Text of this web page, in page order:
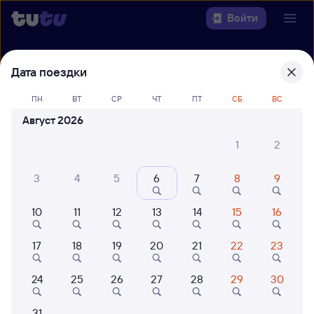
Войти
Выберите день, чтобы найти
Лодейное Поле
22 года работаем для вас
Куда
Когда
Кто едет
Дата поездки
ПН ВТ СР ЧТ ПТ СБ ВС
Август 2026
1
2
3 4 5 6 7 8 9
10 11 12 13 14 15 16
17 18 19 20 21 22 23
24 25 26 27 28 29 30